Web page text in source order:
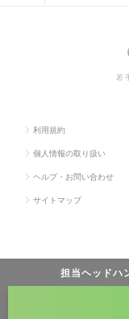
担当ヘッドハ
若
利用規約
個人情報の取り扱い
ヘルプ・お問い合わせ
サイトマップ